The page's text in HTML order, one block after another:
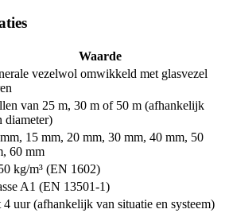
Waarde
vezelwol omwikkeld met glasvezel
van 25 m, 30 m of 50 m (afhankelijk
diameter)
15 mm, 20 mm, 30 mm, 40 mm, 50
60 mm
kg/m³ (EN 1602)
A1 (EN 13501-1)
4 uur (afhankelijk van situatie en systeem)